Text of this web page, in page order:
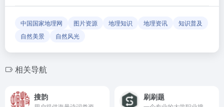
中国国家地理网 图片资源 地理知识 地理资讯
知识普及
自然美景
自然风光
相关导航
搜韵 刷刷题